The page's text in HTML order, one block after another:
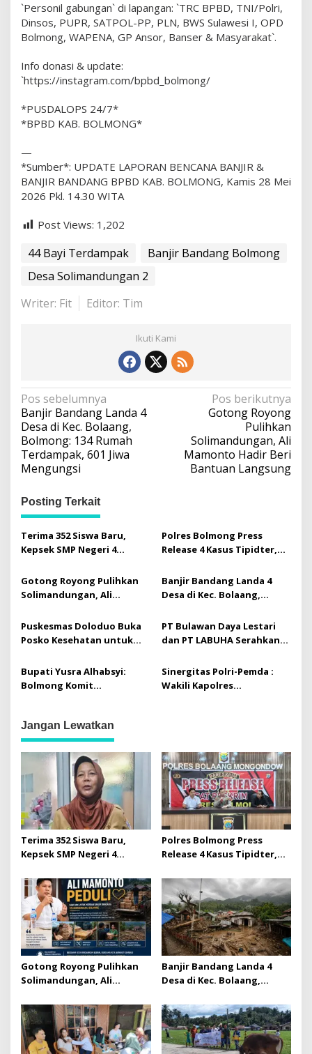
d
u
n
a
n
o
l
n
g
`Personil gabungan` di lapangan: `TRC BPBD, TNI/Polri,
Dinsos, PUPR, SATPOL-PP, PLN, BWS Sulawesi I, OPD
Bolmong, WAPENA, GP Ansor, Banser & Masyarakat`.
Info donasi & update:
`https://instagram.com/bpbd_bolmong/
*PUSDALOPS 24/7*
*BPBD KAB. BOLMONG*
—
*Sumber*: UPDATE LAPORAN BENCANA BANJIR &
BANJIR BANDANG BPBD KAB. BOLMONG, Kamis 28 Mei
2026 Pkl. 14.30 WITA
Post Views: 1,202
44 Bayi Terdampak
Banjir Bandang Bolmong
Desa Solimandungan 2
Writer: Fit
Editor: Tim
Ikuti Kami
N
a
v
i
g
a
s
i
p
o
s
Pos sebelumnya
Banjir Bandang Landa 4
Desa di Kec. Bolaang,
Bolmong: 134 Rumah
Terdampak, 601 Jiwa
Mengungsi
Pos berikutnya
Gotong Royong
Pulihkan
Solimandungan, Ali
Mamonto Hadir Beri
Bantuan Langsung
Posting Terkait
Terima 352 Siswa Baru,
Kepsek SMP Negeri 4
Tua Dukung
Perkembangan Karakter
Polres Bolmong Press
Release 4 Kasus Tipidter,
Gotong Royong Pulihkan
Solimandungan, Ali
Bantuan Langsung
Banjir Bandang Landa 4
Desa di Kec. Bolaang,
Terdampak, 601 Jiwa
Mengungsi
Puskesmas Doloduo Buka
Posko Kesehatan untuk
Desa Solimandungan 2
PT Bulawan Daya Lestari
dan PT LABUHA Serahkan
Nurul Iman Toruakat
Bupati Yusra Alhabsyi:
Bolmong Komit
Ekologis Muara Pusian
Sinergitas Polri-Pemda :
Wakili Kapolres
Jangan Lewatkan
Terima 352 Siswa Baru,
Kepsek SMP Negeri 4
Tua Dukung
Perkembangan Karakter
dan Prestasi Siswa
Polres Bolmong Press
Release 4 Kasus Tipidter,
Gotong Royong Pulihkan
Solimandungan, Ali
Bantuan Langsung
Banjir Bandang Landa 4
Desa di Kec. Bolaang,
Terdampak, 601 Jiwa
Mengungsi